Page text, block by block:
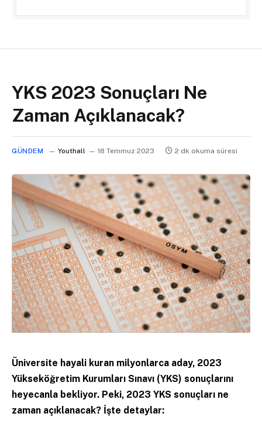
YKS 2023 Sonuçları Ne
Zaman Açıklanacak?
GÜNDEM Youthall 18 Temmuz 2023 2 dk okuma süresi
Üniversite hayali kuran milyonlarca aday, 2023
Yükseköğretim Kurumları Sınavı (YKS) sonuçlarını
heyecanla bekliyor. Peki, 2023 YKS sonuçları ne
zaman açıklanacak? İşte detaylar: